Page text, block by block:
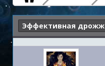
Эффективная